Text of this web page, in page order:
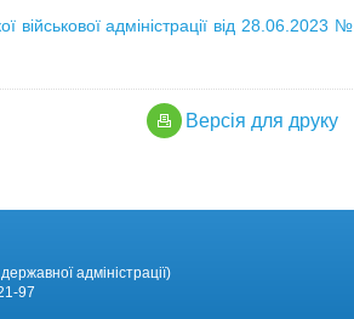
військової адміністрації від 28.06.2023 №
Версiя для друку
адміністрації)
97